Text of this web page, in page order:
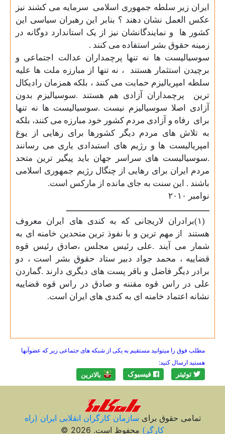
ایران زیر سلطه جمهوری اسلامی سرمایه می کشند نیز
عکس العمل نشان دهند ؟ بنابر این رهبران سیاسی این
کشور ها
و نمایندگانشان نیز از یک استاندارد دوگانه در
زمینه حقوق بشر استفاده می کنند .
سوسیالیست ها نه تنها پرچمداران عدالت اجتماعی و
برچیدن استثمار هستند
، نه تنها از مبارزه ملت ها علیه
سلطه امپریالیزم حمایت می کنند ، بلکه همزمان رادیکال
ترین
پرچمداران آزادی هم هستند .سوسیالیزم بدون
آزادی اصلا سوسیالیزم نیست .سوسیالیست ها نه تنها
برای رفاه و آزادی مردم کشور خود مبارزه می کنند، بلکه
به تلاش های مردم دیگر کشورها برای رهایی از یوغ
امپریالیست ها و رژیم های استبدادی یاری می رسانند
.سوسیالیست های سراسر جهان باید پیگیر ترین متحد
مردم ایران برای رهایی از چنگال رژیم جمهوری اسلامی
باشند . این سنت به جای مانده از مارکس است.
نوامبر
۲۰۱۰
ـــــــــــــــــــــــــــــــــــــــــــــــــــــــــ
(۱)برادران لاریجانی که به کندی های ایران معروف
هستند
از مهم ترین و با نفوذ ترین متحدین خامنه ای به
شمار می آیند .علی رئیس مجلس ،صادق رئیس قوه
قضاییه ، محمد جواد دبیر ستاد حقوق بشر است ، دو
برادر دیگر فاضل و باقر پست های دیگری دارند .گماردن
علی در راس قوه مقننه و صادق در راس قوه قضاییه
نشانه اعتماد خامنه ای به کندی های ایران است.
مطلب فوق را میتوانید مستقیم به یکی از شبکه های جتماعی زیر که عضوآنها
هستید ارسال کنید:
توئیتر فیسبوک بالاترين
تمامی حقوق برای سازمان کارگران انقلابی ايران (راه
کارگر) محفوظ است. 2026 ©